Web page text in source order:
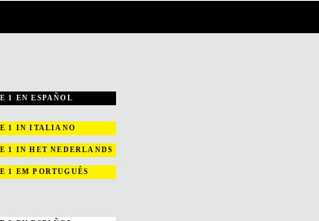
1 EN ESPAÑOL
1 IN ITALIANO
1 IN HET NEDERLANDS
1 EM PORTUGUÊS